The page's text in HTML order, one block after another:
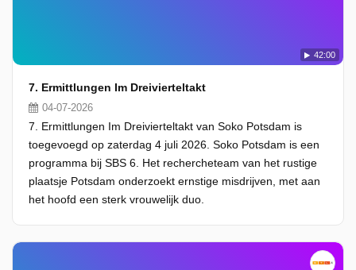
42:00
7. Ermittlungen Im Dreivierteltakt
04-07-2026
7. Ermittlungen Im Dreivierteltakt van Soko Potsdam is
toegevoegd op zaterdag 4 juli 2026. Soko Potsdam is een
programma bij SBS 6. Het rechercheteam van het rustige
plaatsje Potsdam onderzoekt ernstige misdrijven, met aan
het hoofd een sterk vrouwelijk duo.